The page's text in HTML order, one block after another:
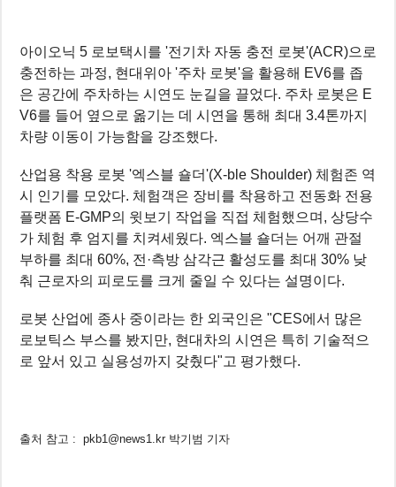
아이오닉 5 로보택시를 '전기차 자동 충전 로봇'(ACR)으로
충전하는 과정, 현대위아 '주차 로봇'을 활용해 EV6를 좁
은 공간에 주차하는 시연도 눈길을 끌었다. 주차 로봇은 E
V6를 들어 옆으로 옮기는 데 시연을 통해 최대 3.4톤까지
차량 이동이 가능함을 강조했다.
산업용 착용 로봇 '엑스블 숄더'(X-ble Shoulder) 체험존 역
시 인기를 모았다. 체험객은 장비를 착용하고 전동화 전용
플랫폼 E-GMP의 윗보기 작업을 직접 체험했으며, 상당수
가 체험 후 엄지를 치켜세웠다. 엑스블 숄더는 어깨 관절
부하를 최대 60%, 전·측방 삼각근 활성도를 최대 30% 낮
춰 근로자의 피로도를 크게 줄일 수 있다는 설명이다.
로봇 산업에 종사 중이라는 한 외국인은 "CES에서 많은
로보틱스 부스를 봤지만, 현대차의 시연은 특히 기술적으
로 앞서 있고 실용성까지 갖췄다"고 평가했다.
출처 참고 : pkb1@news1.kr 박기범 기자